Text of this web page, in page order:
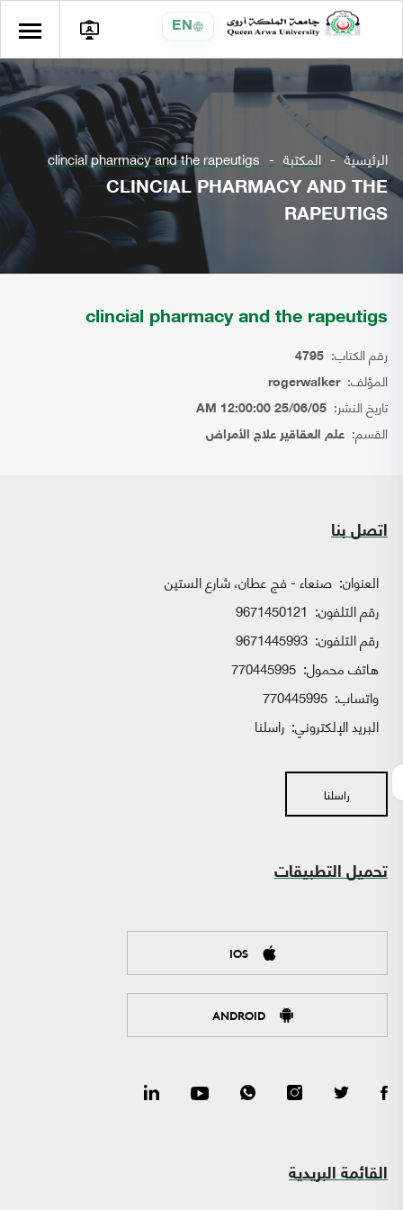
EN
الرئيسية المكتبة clincial pharmacy and the rapeutigs
CLINCIAL PHARMACY AND THE
RAPEUTIGS
clincial pharmacy and the rapeutigs
رقم الكتاب: 4795
المؤلف:rogerwalker
تاريخ النشر: 25/06/05 12:00:00 AM
القسم: علم العقاقير علاج الأمراض
اتصل بنا
العنوان: صنعاء - فج عطان، شارع الستين
رقم التلفون: 9671450121
رقم التلفون: 9671445993
هاتف محمول: 770445995
واتساب:
البريد الإلكتروني: راسلنا
راسلنا
تحميل التطبيقات
IOS
ANDROID
القائمة البريدية